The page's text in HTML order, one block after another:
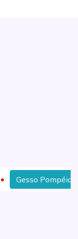
Gesso Pompéia,